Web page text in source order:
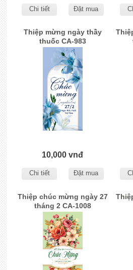
Chi tiết Đặt mua
Thiệp mừng ngày thầy
thuốc CA-983
10,000 vnđ
Chi tiết Đặt mua
Thiệp chúc mừng ngày 27
tháng 2 CA-1008